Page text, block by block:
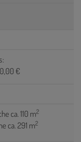
€
ca. 110 m2
ca. 291 m2